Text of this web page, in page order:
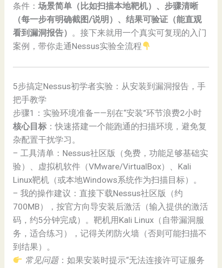
条件：场景简单（比如扫描本地靶机）、步骤清晰
（每一步有明确截图/说明）、结果可验证（能直观
看到漏洞报告） 。接下来就用一个真实可复现的入门
案例，带你走通Nessus实验全流程
5步搞定Nessus初学者实验：从安装到漏洞报告，手
把手教学
步骤1：实验环境准备——别在“安装”环节浪费2小时
核心目标 ：快速搭建一个能跑通的扫描环境，避免复
杂配置干扰学习。
– 工具清单：Nessus社区版（免费，功能足够基础实
验）、虚拟机软件（VMware/VirtualBox）、Kali
Linux靶机（或本地Windows系统作为扫描目标）。
– 我的操作建议：直接下载Nessus社区版（约
700MB），按官方向导安装后激活（输入提供的激活
码，约5分钟完成）。靶机用Kali Linux（自带漏洞服
务，适合练习），记得关闭防火墙（否则可能扫描不
到结果）。
常见问题：如果安装时提示“无法连接许可证服务